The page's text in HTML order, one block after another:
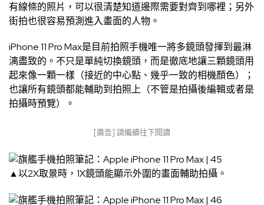
有線條的照片，可以很清楚知道邊際需要對齊到哪裡；另外
街拍也很容易預測進入畫面的人物。
iPhone 11 Pro Max是目前拍照手機唯一將多鏡頭發揮到最淋
漓盡致的。不只是單純切換鏡頭，而是徹底地讓三顆鏡頭用
起來像一顆一樣（接近的中心點、幾乎一致的相機顏色）；
也讓所有鏡頭都能輔助到拍照上（不管是拍攝後編輯或者是
拍攝時預覽）。
[廣告] 請繼續往下閱讀
▲以2X取景時，1X鏡頭能顯示外圍的畫面輔助拍攝。